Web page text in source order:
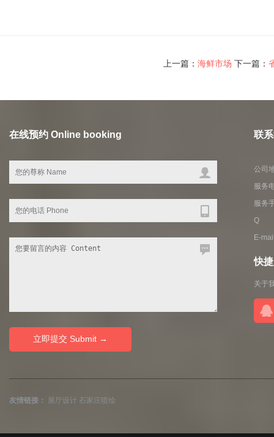
上一篇： 海鲜市场 下一篇：
在线预约 Online booking 联
公司
服务
服务
Q Q
E-
快
关于
友情链接： 展厅设计 石家庄喷绘